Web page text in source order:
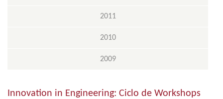
2011
2010
2009
Innovation in Engineering: Ciclo de Workshops